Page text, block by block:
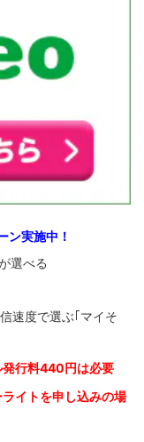
ン実施中！
選べる
速度で選ぶ｢マイそ
発行料440円は必要
イトを申し込みの場